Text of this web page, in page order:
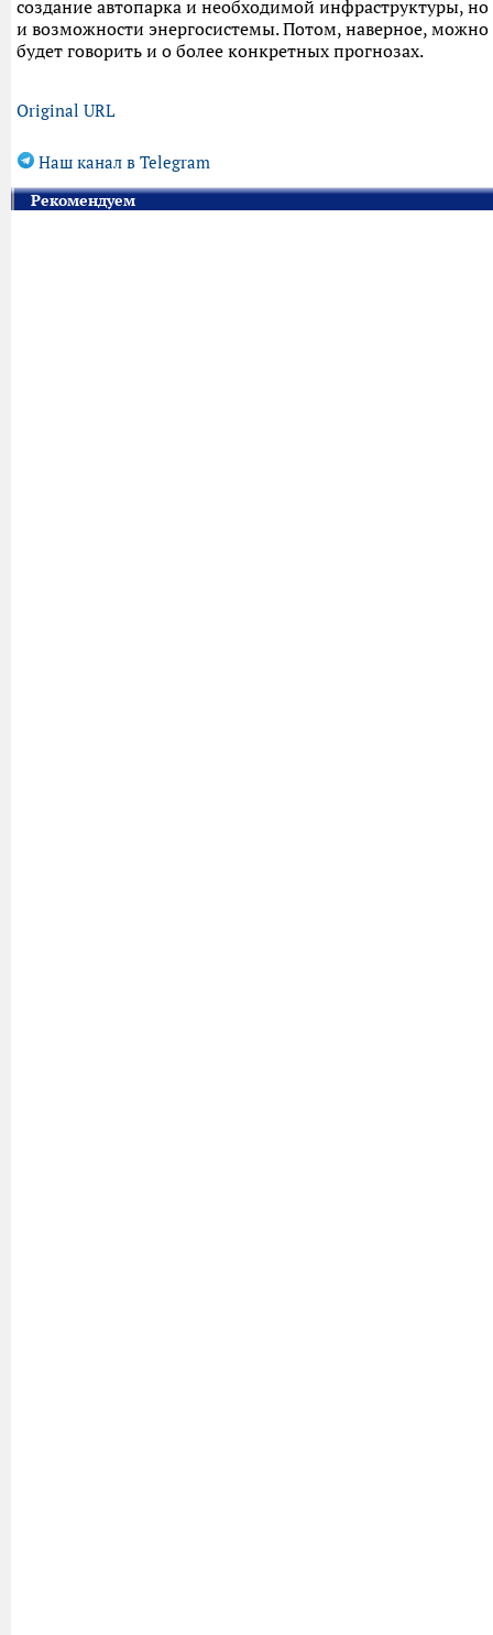
создание автопарка и необходимой инфраструктуры, но
и возможности энергосистемы. Потом, наверное, можно
будет говорить и о более конкретных прогнозах.
Original URL
Наш канал в Telegram
Рекомендуем